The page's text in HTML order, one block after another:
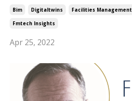
Bim Digitaltwins Facilities Management
Fmtech Insights
Apr 25, 2022